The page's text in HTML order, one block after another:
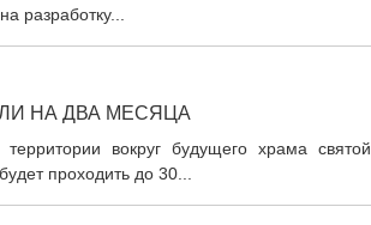
разработку...
НА ДВА МЕСЯЦА
вокруг будущего храма святой
проходить до 30...